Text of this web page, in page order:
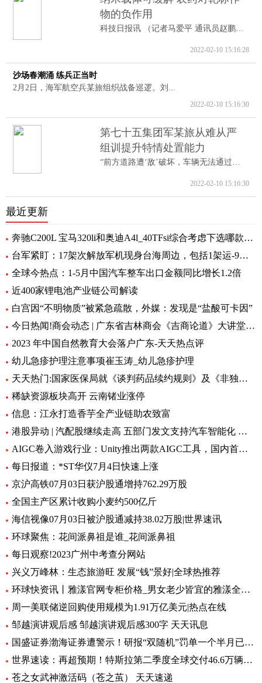
物的负作用
2022-02-10 15:16:28
沙场春潮涌 练兵正当时
2月2日，海军航空兵某旅组织战备巡逻。刘...
2022-02-10 15:16:30
第七十五集团军某旅从难从严
组训提升特情处置能力
2022-02-10 15:16:30
最近更新
奔驰C200L 宝马320li和奥迪A4l_40TFsi综合考虑下选哪款比较好
台军紧盯：17架次解放军机现身台海周边，包括1架运-9通信对抗机_速读
全球今热点：1-5月中国汽车整车出口金额同比增长1.2倍
近400家锂电池产业链公司解读
白宫因“不明物质”被紧急疏散，外媒：发现是“盐酸可卡因”
今日热闻!商会动态 | 广东省吉林商会《吉商论道》大讲堂第三十一讲圆满成功！
2023 年中国自然教育大会落户广东-天天热点评
幼儿急疹护理注意事项崔玉涛_幼儿急疹护理
天天热门:国家医保局就《谈判药品续约规则》及《非独家药品竞价规则》公开征求意见
稀缺资源板块高开 云南锗业涨停
信息：江永打造香芋全产业链助农致富
港股异动 | 汽配股继续走高 五部门发文支持汽车智能化 人形机器人或重塑汽车供应链 头条
AIGC卷入游戏行业：Unity推出两款AIGC工具，国内首个“游戏GPT”也来了 环球观天下
每日报道：*ST华仪7月4日快速上涨
京沪高铁07月03日获沪股通增持762.29万股
全国主产区累计收购小麦约500亿斤
海信视像07月03日被沪股通减持38.02万股|世界速讯
环球聚焦：花间派鼻祖是谁_花间派鼻祖
每日观察!2023广州中考查分网站
兴义万峰林：生态旅游旺 发展“钱”景好|全球热推荐
环球快资讯丨雅漾官网专柜价格_男女老少皆宜的雅漾全系列
周一美联储逆回购使用规模为1.91万亿美元|热点在线
邹越演讲观后感 邹越演讲观后感300字 天天讯息
国盛证券渤海证券遭警示！研报“双随机”罚单一个半月已开39张
世界速读：再超预期！特斯拉第二季度全球交付46.6万辆，继续稳居全球纯电销冠
苍之女武神激活码（苍之茧） 天天速递